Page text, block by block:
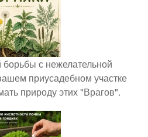
с нежелательной
приусадебном участке
природу этих "Врагов".